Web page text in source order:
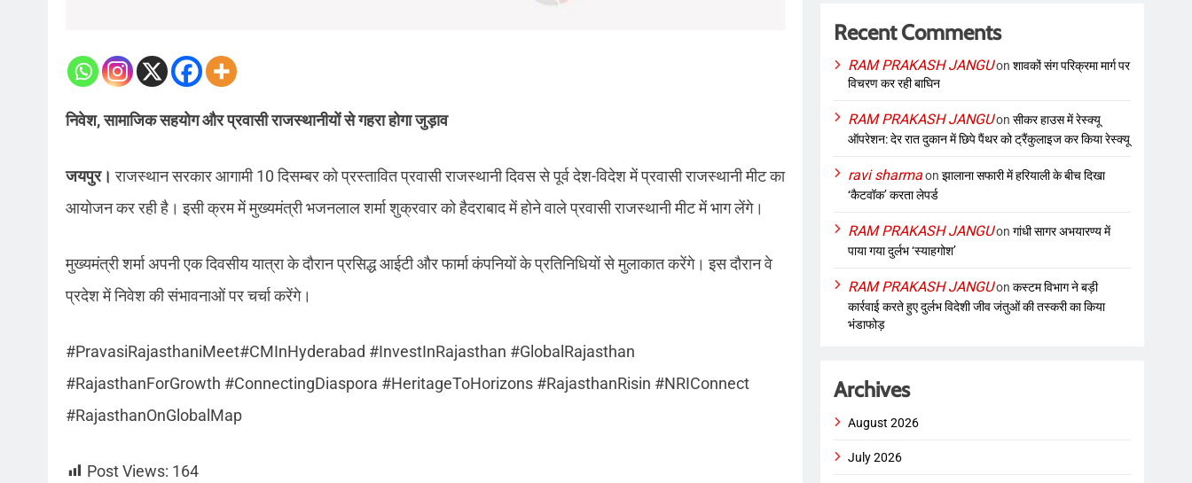
निवेश, सामाजिक सहयोग और प्रवासी राजस्थानीयों से गहरा होगा जुड़ाव
जयपुर।राजस्थान सरकार आगामी 10 दिसम्बर को प्रस्तावित प्रवासी राजस्थानी दिवस से पूर्व देश-विदेश में प्रवासी राजस्थानी मीट का
आयोजन कर रही है। इसी क्रम में मुख्यमंत्री भजनलाल शर्मा शुक्रवार को हैदराबाद में होने वाले प्रवासी राजस्थानी मीट में भाग लेंगे।
मुख्यमंत्री शर्मा अपनी एक दिवसीय यात्रा के दौरान प्रसिद्ध आईटी और फार्मा कंपनियों के प्रतिनिधियों से मुलाकात करेंगे। इस दौरान वे
प्रदेश में निवेश की संभावनाओं पर चर्चा करेंगे।
#PravasiRajasthaniMeet#CMInHyderabad #InvestInRajasthan #GlobalRajasthan
#RajasthanForGrowth #ConnectingDiaspora #HeritageToHorizons #RajasthanRisin #NRIConnect
#RajasthanOnGlobalMap
Post Views: 164
Recent Comments
RAM PRAKASH JANGUonशावकों संग परिक्रमा मार्ग पर
विचरण कर रही बाघिन
RAM PRAKASH JANGUonसीकर हाउस में रेस्क्यू
ऑपरेशन: देर रात दुकान में छिपे पैंथर को ट्रैंकुलाइज कर किया रेस्क्यू
ravi sharmaonझालाना सफारी में हरियाली के बीच दिखा
‘कैटवॉक’ करता लेपर्ड
RAM PRAKASH JANGUonगांधी सागर अभयारण्य में
पाया गया दुर्लभ ‘स्याहगोश’
RAM PRAKASH JANGUonकस्टम विभाग ने बड़ी
कार्रवाई करते हुए दुर्लभ विदेशी जीव जंतुओं की तस्करी का किया
भंडाफोड़
Archives
August 2026
July 2026